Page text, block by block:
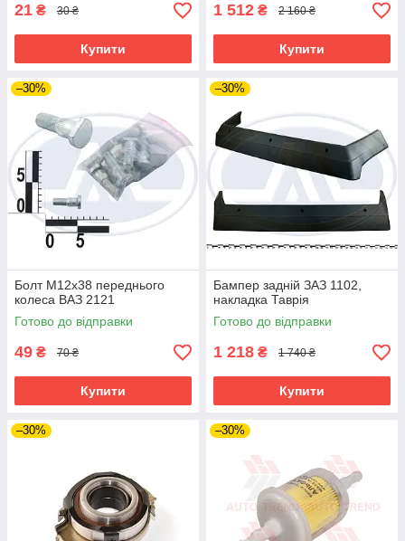
21 ₴ 30 ₴
Купити
1 512 ₴ 2 160 ₴
Купити
–30%
Болт М12х38 переднього
колеса ВАЗ 2121
Готово до відправки
49 ₴ 70 ₴
Купити
–30%
Бампер задній ЗАЗ 1102,
накладка Таврія
Готово до відправки
1 218 ₴ 1 740 ₴
Купити
–30% –30%